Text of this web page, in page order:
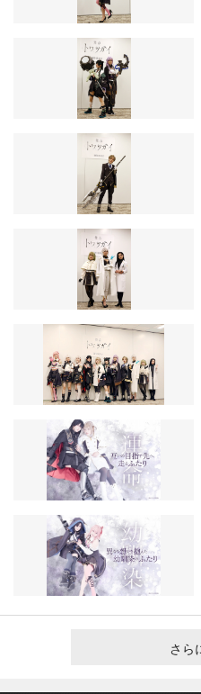
さら